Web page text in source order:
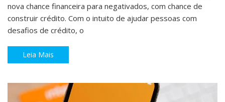
nova chance financeira para negativados, com chance de
construir crédito. Com o intuito de ajudar pessoas com
desafios de crédito, o
Leia Mais